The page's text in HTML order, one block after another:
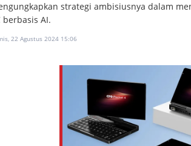
strategi ambisiusnya dalam
berbasis AI.
22 Agustus 2024 15:06